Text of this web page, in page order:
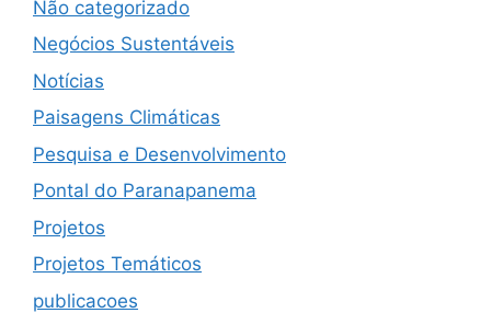
Não categorizado
Negócios Sustentáveis
Notícias
Paisagens Climáticas
Pesquisa e Desenvolvimento
Pontal do Paranapanema
Projetos
Projetos Temáticos
publicacoes